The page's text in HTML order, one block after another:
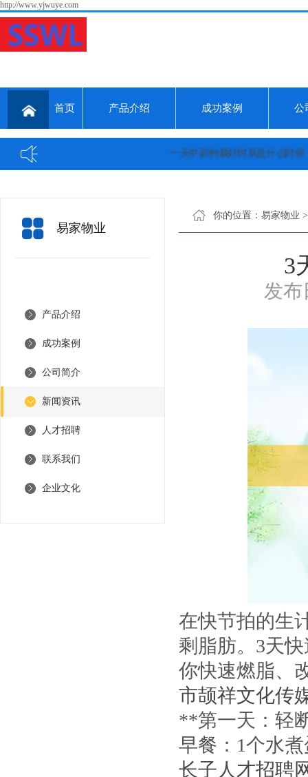
http://www.yjwuye.com
首页 产品介绍 成功案例 公
一天中训狗最好时辰是什么时候？...
易家物业
产品介绍
成功案例
公司简介
新闻资讯
人才招聘
联系我们
企业文化
你的位置： 易家物业
3
发布
在快节拍的生
剩脂肪。3天
你快速燃脂、
市颉祥文化传
**第一天：轻
早餐：1个水
长子人才招聘